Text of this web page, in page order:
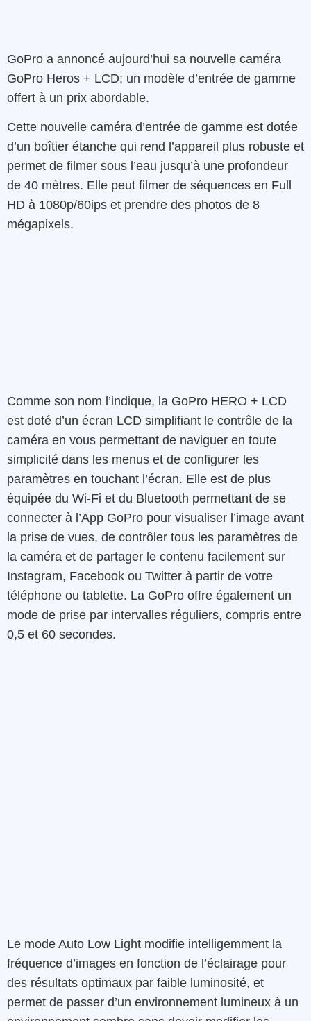
GoPro a annoncé aujourd’hui sa nouvelle caméra
GoPro Heros + LCD; un modèle d’entrée de gamme
offert à un prix abordable.
Cette nouvelle caméra d’entrée de gamme est dotée
d’un boîtier étanche qui rend l’appareil plus robuste et
permet de filmer sous l’eau jusqu’à une profondeur
de 40 mètres. Elle peut filmer de séquences en Full
HD à 1080p/60ips et prendre des photos de 8
mégapixels.
Comme son nom l’indique, la GoPro HERO + LCD
est doté d’un écran LCD simplifiant le contrôle de la
caméra en vous permettant de naviguer en toute
simplicité dans les menus et de configurer les
paramètres en touchant l’écran. Elle est de plus
équipée du Wi-Fi et du Bluetooth permettant de se
connecter à l’App GoPro pour visualiser l’image avant
la prise de vues, de contrôler tous les paramètres de
la caméra et de partager le contenu facilement sur
Instagram, Facebook ou Twitter à partir de votre
téléphone ou tablette. La GoPro offre également un
mode de prise par intervalles réguliers, compris entre
0,5 et 60 secondes.
Le mode Auto Low Light modifie intelligemment la
fréquence d’images en fonction de l’éclairage pour
des résultats optimaux par faible luminosité, et
permet de passer d’un environnement lumineux à un